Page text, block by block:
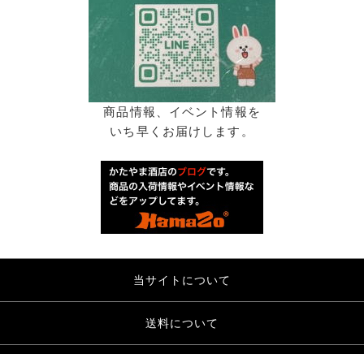
商品情報、イベント情報を
いち早くお届けします。
当サイトについて
送料について